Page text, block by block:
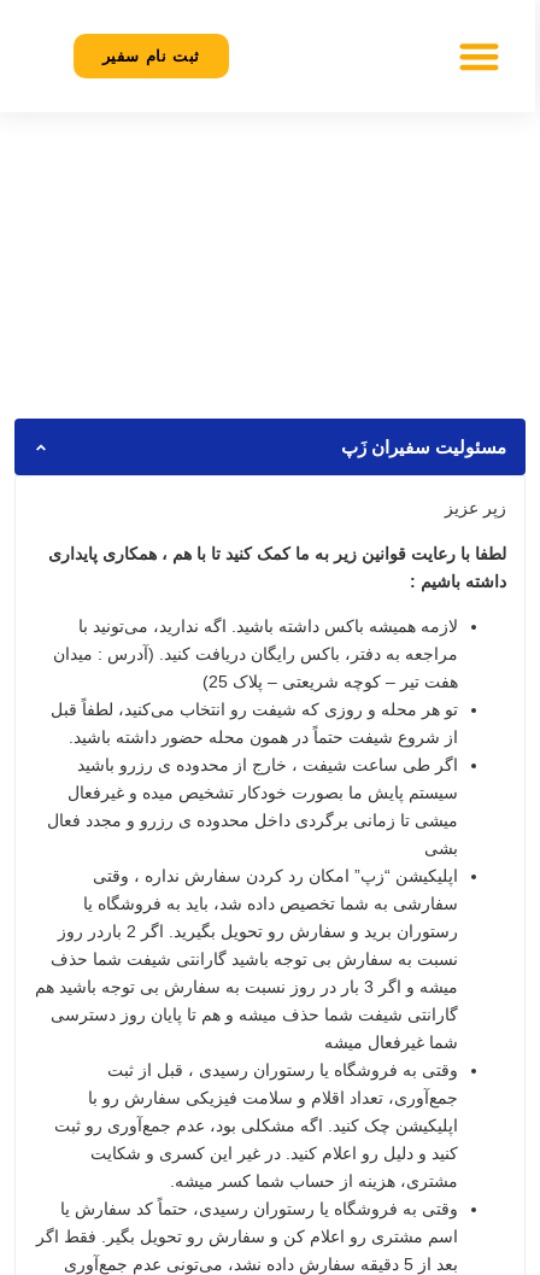
ثبت نام سفیر
مسئولیت سفیران زَپ
زپر عزیز
لطفا با رعایت قوانین زیر به ما کمک کنید تا با هم ، همکاری پایداری
داشته باشیم :
لازمه همیشه باکس داشته باشید. اگه ندارید، می‌تونید با
مراجعه به دفتر، باکس رایگان دریافت کنید. (آدرس : میدان
هفت تیر – کوچه شریعتی – پلاک 25)
تو هر محله و روزی که شیفت رو انتخاب می‌کنید، لطفاً قبل
از شروع شیفت حتماً در همون محله حضور داشته باشید.
اگر طی ساعت شیفت ، خارج از محدوده ی رزرو باشید
سیستم پایش ما بصورت خودکار تشخیص میده و غیرفعال
میشی تا زمانی برگردی داخل محدوده ی رزرو و مجدد فعال
بشی
اپلیکیشن “زپ” امکان رد کردن سفارش نداره ، وقتی
سفارشی به شما تخصیص داده شد، باید به فروشگاه یا
رستوران برید و سفارش رو تحویل بگیرید. اگر 2 باردر روز
نسبت به سفارش بی توجه باشید گارانتی شیفت شما حذف
میشه و اگر 3 بار در روز نسبت به سفارش بی توجه باشید هم
گارانتی شیفت شما حذف میشه و هم تا پایان روز دسترسی
شما غیرفعال میشه
وقتی به فروشگاه یا رستوران رسیدی ، قبل از ثبت
جمع‌آوری، تعداد اقلام و سلامت فیزیکی سفارش رو با
اپلیکیشن چک کنید. اگه مشکلی بود، عدم جمع‌آوری رو ثبت
کنید و دلیل رو اعلام کنید. در غیر این کسری و شکایت
مشتری، هزینه از حساب شما کسر میشه.
وقتی به فروشگاه یا رستوران رسیدی، حتماً کد سفارش یا
اسم مشتری رو اعلام کن و سفارش رو تحویل بگیر. فقط اگر
بعد از 5 دقیقه سفارش داده نشد، می‌تونی عدم جمع‌آوری